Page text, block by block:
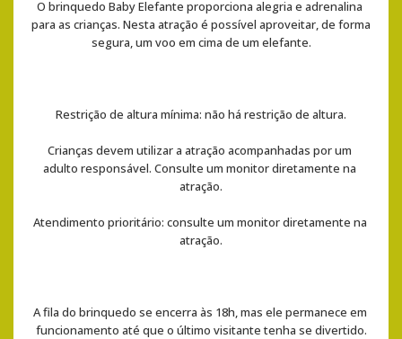
O brinquedo Baby Elefante proporciona alegria e adrenalina
para as crianças. Nesta atração é possível aproveitar, de forma
segura, um voo em cima de um elefante.
Restrição de altura mínima: não há restrição de altura.
Crianças devem utilizar a atração acompanhadas por um
adulto responsável. Consulte um monitor diretamente na
atração.
Atendimento prioritário: consulte um monitor diretamente na
atração.
A fila do brinquedo se encerra às 18h, mas ele permanece em
funcionamento até que o último visitante tenha se divertido.